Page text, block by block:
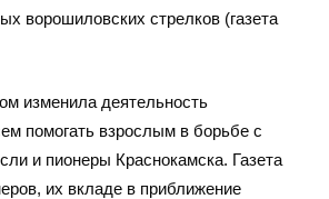
ворошиловских стрелков (газета
изменила деятельность
помогать взрослым в борьбе с
и пионеры Краснокамска. Газета
их вкладе в приближение